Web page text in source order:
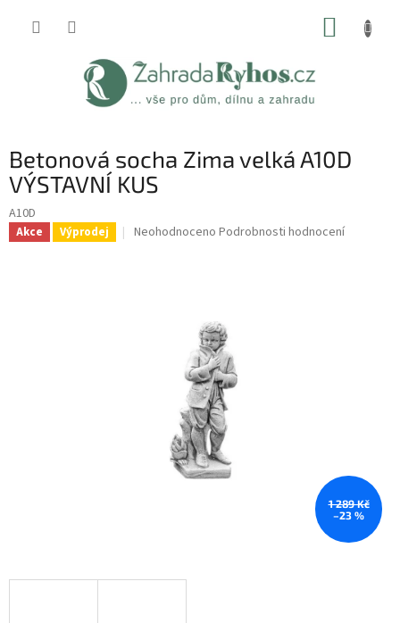
Betonová socha Zima velká A10D
VÝSTAVNÍ KUS
A10D
Akce Výprodej
Průměrné
Neohodnoceno Podrobnosti hodnocení
1 289 Kč
–23 %